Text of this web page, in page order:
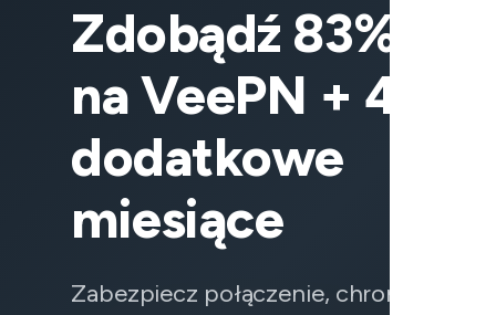
Zdobądź 83%
na VeePN + 4
dodatkowe
miesiące
Zabezpiecz połączenie, chroń dane i